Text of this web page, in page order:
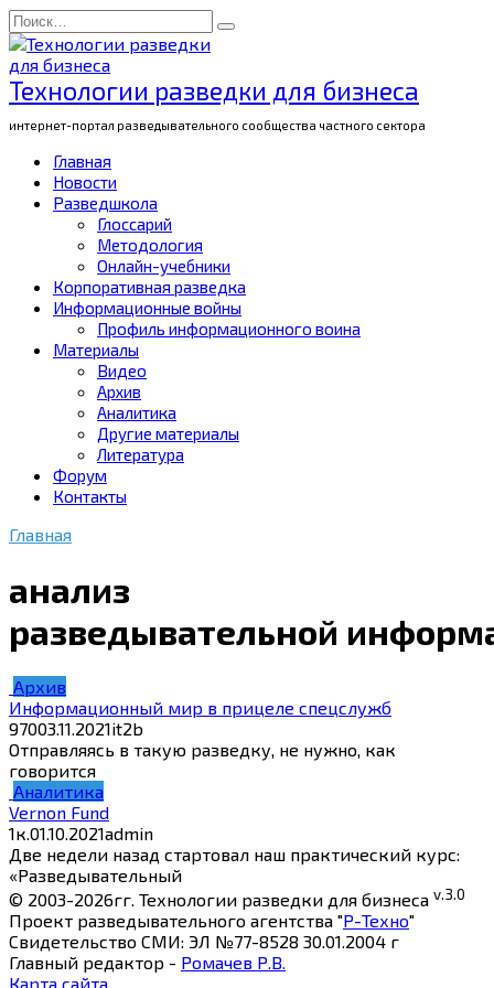
Перейти
к
содержанию
Search
for:
Технологии разведки для бизнеса
интернет-портал разведывательного сообщества частного сектора
Главная
Новости
Разведшкола
Глоссарий
Методология
Онлайн-учебники
Корпоративная разведка
Информационные войны
Профиль информационного воина
Материалы
Видео
Архив
Аналитика
Другие материалы
Литература
Форум
Контакты
Главная
анализ
разведывательной
Архив
Информационный мир в прицеле спецслужб
97003.11.2021it2b
Отправляясь в такую разведку, не нужно, как
говорится
Аналитика
Vernon Fund
1к.01.10.2021admin
Две недели назад стартовал наш практический курс:
«Разведывательный
© 2003-2026гг. Технологии разведки для бизнеса v.3.0
Проект разведывательного агентства "Р-Техно"
Свидетельство СМИ: ЭЛ №77-8528 30.01.2004 г
Главный редактор - Ромачев Р.В.
Карта сайта